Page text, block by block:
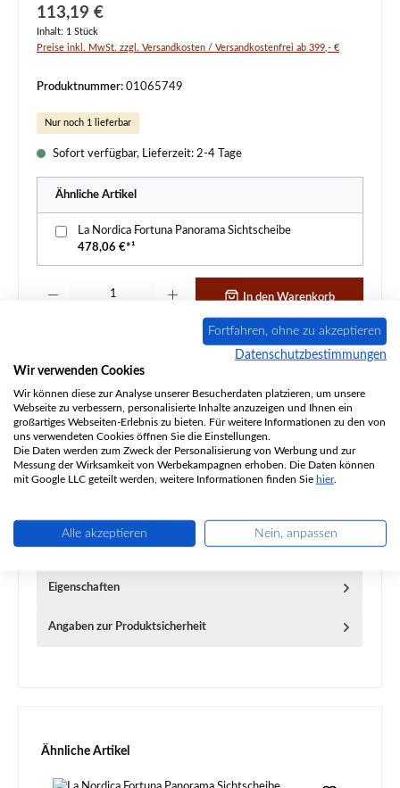
Regulärer Preis:
113,19 €
Inhalt: 1 Stück
Preise inkl. MwSt. zzgl. Versandkosten / Versandkostenfrei ab 399,- €
Produktnummer: 01065749
Nur noch 1 lieferbar
Sofort verfügbar, Lieferzeit: 2-4 Tage
Ähnliche Artikel
La Nordica Fortuna Panorama Sichtscheibe
478,06 €*¹
In den Warenkorb
Fortuna Panorama 2-teiliges Set La Nordica Fortuna
Panorama Türdicht…Mehr
Eigenschaften
Angaben zur Produktsicherheit
Produktgalerie überspringen
Ähnliche Artikel
Fortfahren, ohne zu akzeptieren
Datenschutzbestimmungen
Wir verwenden Cookies
Wir können diese zur Analyse unserer Besucherdaten platzieren, um unsere
Webseite zu verbessern, personalisierte Inhalte anzuzeigen und Ihnen ein
großartiges Webseiten-Erlebnis zu bieten. Für weitere Informationen zu den von
uns verwendeten Cookies öffnen Sie die Einstellungen.
Die Daten werden zum Zweck der Personalisierung von Werbung und zur
Messung der Wirksamkeit von Werbekampagnen erhoben. Die Daten können
mit Google LLC geteilt werden, weitere Informationen finden Sie hier.
Alle akzeptieren Nein, anpassen